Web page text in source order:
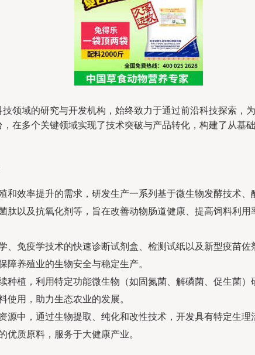
领域的研究与开发机构，始终致力于通过前沿科技探索，
在多个关键领域实现了技术突破与产品转化，构建了从基
和效率提升的需求，研发生产一系列基于微生物发酵技术
肽以及抗氧化剂等，旨在改善动物肠道健康、提高饲料利
、免疫学技术的快速诊断试剂盒、检测试纸以及新型疫苗
养殖业的生物安全与稳定生产。
种植，利用特定功能微生物（如固氮菌、解磷菌、促生菌
使用，助力生态农业的发展。
源中，通过生物提取、纯化和改性技术，开发具有特定生
质原料，服务于大健康产业。